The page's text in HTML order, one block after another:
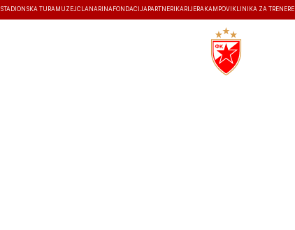
STADIONSKA TURA MUZEJČLANARINA FONDACIJA PARTNERI KARIJERA KAMPOVI KLINIKA ZA TRENERE